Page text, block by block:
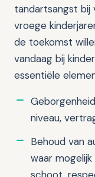
tandartsangst bij
vroege
de toekomst
vandaag bij
essentiële
niveau,
Behoud van
waar